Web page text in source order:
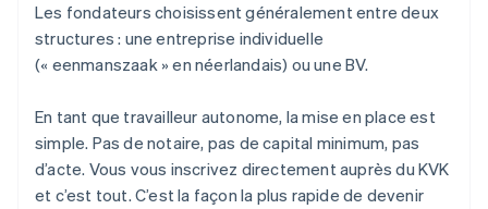
Les fondateurs choisissent généralement entre deux
structures : une entreprise individuelle
(« eenmanszaak » en néerlandais) ou une BV.
En tant que travailleur autonome, la mise en place est
simple. Pas de notaire, pas de capital minimum, pas
d’acte. Vous vous inscrivez directement auprès du KVK
et c’est tout. C’est la façon la plus rapide de devenir